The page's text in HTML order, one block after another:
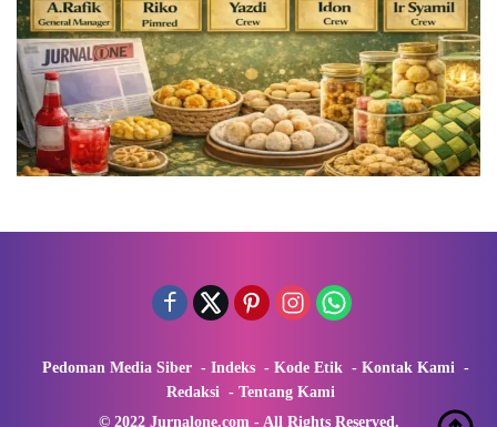
Pedoman Media Siber Indeks Kode Etik
Kontak Kami
Redaksi
Tentang Kami
© 2022 Jurnalone.com - All Rights Reserved.